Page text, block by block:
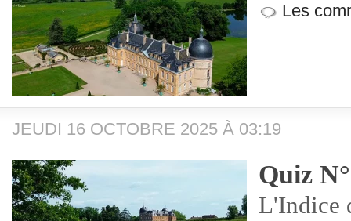
Les
JEUDI 16 OCTOBRE 2025 À 03:19
Quiz
L'Indice